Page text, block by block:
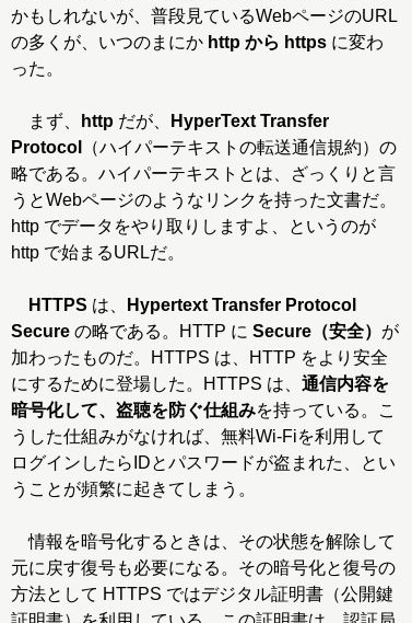
かもしれないが、普段見ているWebページのURL
の多くが、いつのまにか http から https に変わ
った。
まず、 http だが、
HyperText Transfer
Protocol
（ハイパーテキストの転送通信規約）の
略である。ハイパーテキストとは、ざっくりと言
うとWebページのようなリンクを持った文書だ。
http でデータをやり取りしますよ、というのが
http で始まるURLだ。
HTTPS は、
Hypertext Transfer Protocol
Secure の略である。HTTP に Secure（安全） が
加わったものだ。HTTPS は、HTTP をより安全
にするために登場した。HTTPS は、 通信内容を
暗号化して、盗聴を防ぐ仕組みを持っている。こ
うした仕組みがなければ、無料Wi-Fiを利用して
ログインしたらIDとパスワードが盗まれた、とい
うことが頻繁に起きてしまう。
情報を暗号化するときは、その状態を解除して
元に戻す復号も必要になる。その暗号化と復号の
方法として HTTPS ではデジタル証明書（公開鍵